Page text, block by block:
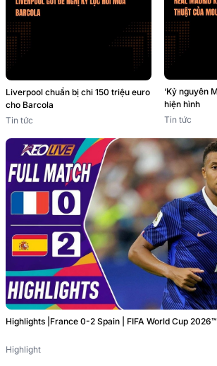
Liverpool chuẩn bị chi 150 triệu euro
cho Barcola
Tin tức
‘Kỷ nguyên
hiện hình
Tin tức
Highlights |France 0-2 Spain | FIFA World Cup 2026™
Highlight